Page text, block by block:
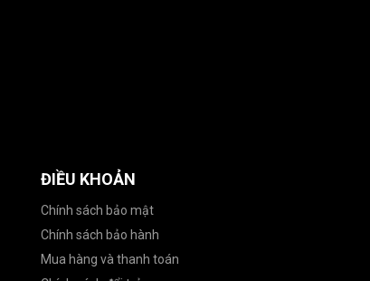
ĐIỀU KHOẢN
Chính sách bảo mật
Chính sách bảo hành
Mua hàng và thanh toán